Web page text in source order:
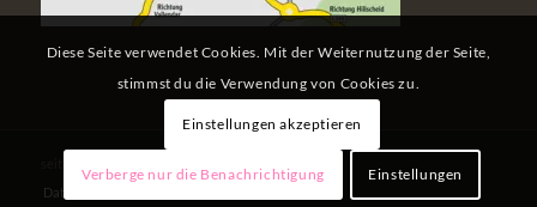
Datenschutz
Diese Seite verwendet Cookies. Mit der Weiternutzung der Seite,
stimmst du die Verwendung von Cookies zu.
Einstellungen akzeptieren
Verberge nur die Benachrichtigung Einstellungen